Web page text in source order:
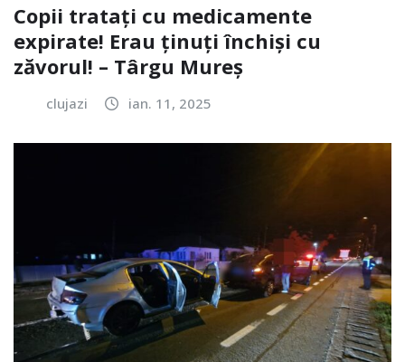
Copii tratați cu medicamente
expirate! Erau ținuți închiși cu
zăvorul! – Târgu Mureș
clujazi ian. 11, 2025